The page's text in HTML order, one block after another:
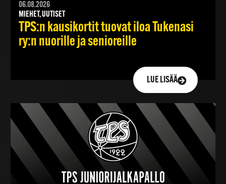
06.08.2026
MIEHET, UUTISET
TPS:n kausikortit tuovat iloa Tukenasi
ry:n nuorille ja senioreille
LUE LISÄÄ